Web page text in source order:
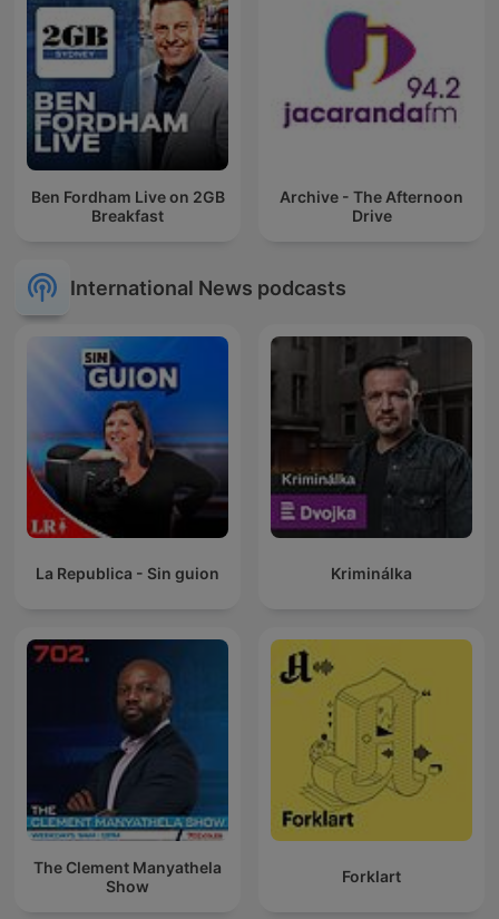
Ben Fordham Live on 2GB
Breakfast
Archive - The Afternoon
Drive
International News podcasts
La Republica - Sin guion Kriminálka
The Clement Manyathela
Show
Forklart